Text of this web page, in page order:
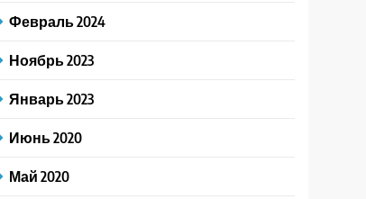
Февраль 2024
Ноябрь 2023
Январь 2023
Июнь 2020
Май 2020